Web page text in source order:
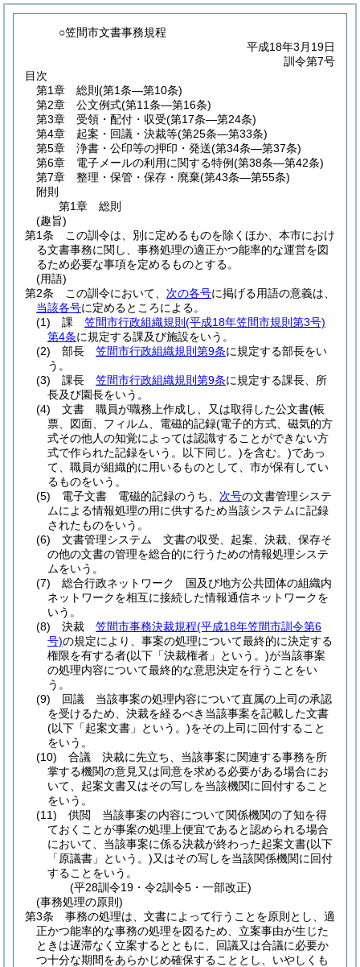
○笠間市文書事務規程
平成18年3月19日
訓令第7号
目次
第1章
総則 (第1条―第10条)
第2章
公文例式(第11条―第16条)
第3章
受領・配付・収受(第17条―第24条)
第4章
起案・回議・決裁等(第25条―第33条)
第5章
浄書・公印等の押印・発送(第34条―第37条)
第6章
電子メールの利用に関する特例(第38条―第42条)
第7章
整理・保管・保存・廃棄(第43条―第55条)
附則
第1章
総則
(趣旨)
第1条
この訓令は、別に定めるものを除くほか、本市におけ
る文書事務に関し、事務処理の適正かつ能率的な運営を図
るため必要な事項を定めるものとする。
(用語)
第2条
この訓令において、 次の各号に掲げる用語の意義は、
当該各号に定めるところによる。
(1)
課 笠間市行政組織規則 (平成18年笠間市規則第3号)
第4条に規定する課及び施設をいう。
(2)
部長 笠間市行政組織規則第9条に規定する部長をい
う。
(3)
課長 笠間市行政組織規則第9条に規定する課長、所
長及び園長をいう。
(4)
文書 職員が職務上作成し、又は取得した公文書(帳
票、図面、フィルム、電磁的記録(電子的方式、磁気的方
式その他人の知覚によっては認識することができない方
式で作られた記録をいう。以下同じ。)を含む。)であっ
て、職員が組織的に用いるものとして、市が保有してい
るものをいう。
(5)
電子文書 電磁的記録のうち、 次号の文書管理システ
ムによる情報処理の用に供するため当該システムに記録
されたものをいう。
(6)
文書管理システム 文書の収受、起案、決裁、保存そ
の他の文書の管理を総合的に行うための情報処理システ
ムをいう。
(7)
総合行政ネットワーク 国及び地方公共団体の組織内
ネットワークを相互に接続した情報通信ネットワークを
いう。
(8)
決裁 笠間市事務決裁規程(平成18年笠間市訓令第6
号)の規定により、事案の処理について最終的に決定する
権限を有する者(以下「決裁権者」という。)が当該事案
の処理内容について最終的な意思決定を行うことをい
う。
(9)
回議 当該事案の処理内容について直属の上司の承認
を受けるため、決裁を経るべき当該事案を記載した文書
(以下「起案文書」という。)をその上司に回付すること
をいう。
(10)
合議 決裁に先立ち、当該事案に関連する事務を所
掌する機関の意見又は同意を求める必要がある場合にお
いて、起案文書又はその写しを当該機関に回付すること
をいう。
(11)
供閲 当該事案の内容について関係機関の了知を得
ておくことが事案の処理上便宜であると認められる場合
において、当該事案に係る決裁が終わった起案文書(以下
「原議書」という。)又はその写しを当該関係機関に回付
することをいう。
(平28訓令19・令2訓令5・一部改正)
(事務処理の原則)
第3条
事務の処理は、文書によって行うことを原則とし、適
正かつ能率的な事務の処理を図るため、立案事由が生じた
ときは遅滞なく立案するとともに、回議又は合議に必要か
つ十分な期間をあらかじめ確保することとし、いやしくも